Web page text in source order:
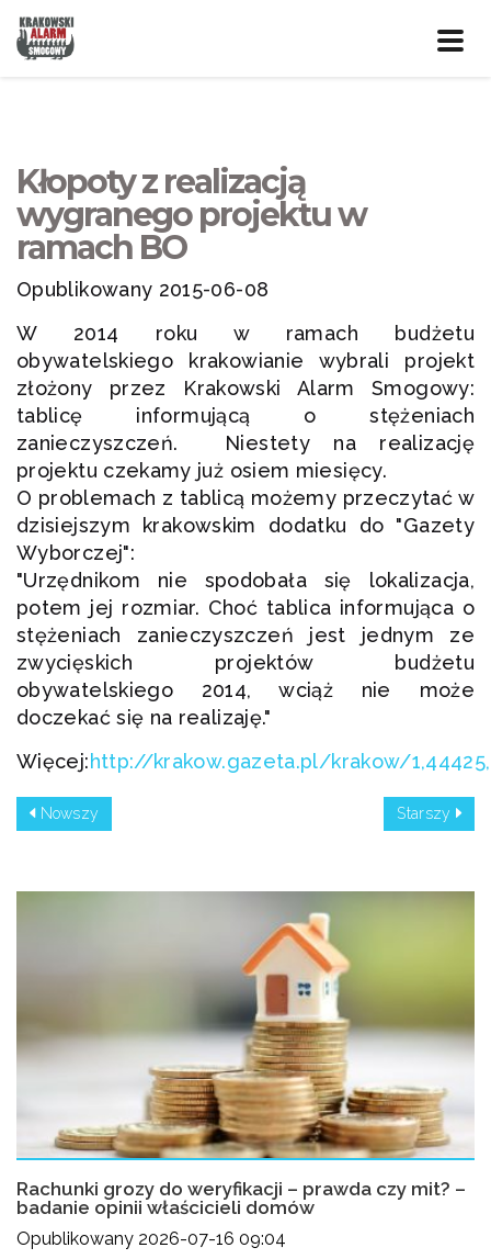
Kłopoty z realizacją
wygranego projektu w
ramach BO
Opublikowany 2015-06-08
W 2014 roku w ramach budżetu
obywatelskiego krakowianie wybrali projekt
złożony przez Krakowski Alarm Smogowy:
tablicę informującą o stężeniach
zanieczyszczeń. Niestety na realizację
projektu czekamy już osiem miesięcy.
O problemach z tablicą możemy przeczytać w
dzisiejszym krakowskim dodatku do "Gazety
Wyborczej":
"Urzędnikom nie spodobała się lokalizacja,
potem jej rozmiar. Choć tablica informująca o
stężeniach zanieczyszczeń jest jednym ze
zwycięskich projektów budżetu
obywatelskiego 2014, wciąż nie może
doczekać się na realizaję."
Więcej:http://krakow.gazeta.pl/krakow/
Nowszy Starszy
Rachunki grozy do weryfikacji – prawda czy mit? –
badanie opinii właścicieli domów
Opublikowany 2026-07-16 09:04